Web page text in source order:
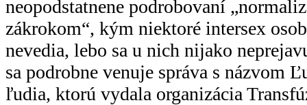
neopodstatnene podrobovaní
zákrokom“, kým niektoré intersex
nevedia, lebo sa u nich nijako
sa podrobne venuje správa s názvom
ľudia, ktorú vydala organizácia